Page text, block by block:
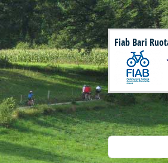
Fiab Bari
Cerca